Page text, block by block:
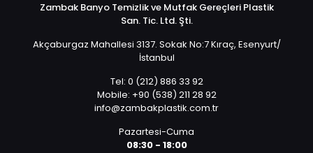
Zambak Banyo Temizlik ve Mutfak Gereçleri Plastik
San. Tic. Ltd. Şti.
Akçaburgaz Mahallesi 3137. Sokak No:7 Kıraç, Esenyurt/
İstanbul
Tel: 0 (212) 886 33 92
Mobile: +90 (538) 211 28 92
info@zambakplastik.com.tr
Pazartesi-Cuma
08:30 - 18:00